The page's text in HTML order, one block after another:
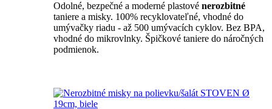
Odolné, bezpečné a moderné plastové nerozbitné
taniere a misky. 100% recyklovateľné, vhodné do
umývačky riadu - až 500 umývacích cyklov. Bez BPA,
vhodné do mikrovlnky. Špičkové taniere do náročných
podmienok.